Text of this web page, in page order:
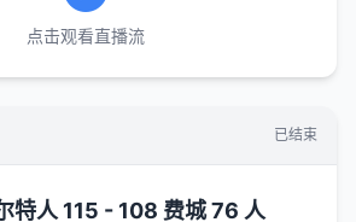
点击观看直播流
已结束
特人 115 - 108 费城 76 人